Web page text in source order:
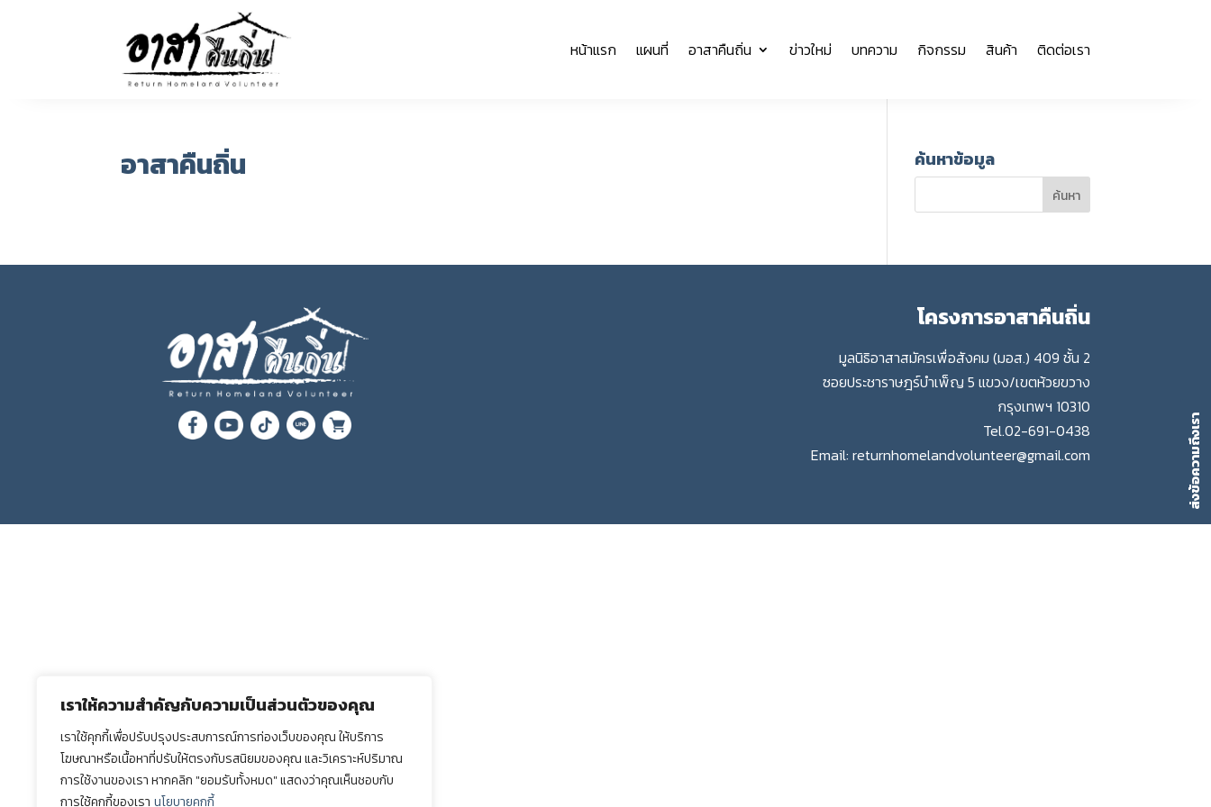
เราให้ความสำคัญกับความเป็นส่วนตัวของคุณ
เราใช้คุกกี้เพื่อปรับปรุงประสบการณ์การท่องเว็บของคุณ ให้บริการ
โฆษณาหรือเนื้อหาที่ปรับให้ตรงกับรสนิยมของคุณ และวิเคราะห์ปริมาณ
การใช้งานของเรา หากคลิก "ยอมรับทั้งหมด" แสดงว่าคุณเห็นชอบกับ
การใช้คุกกี้ของเรา นโยบายคุกกี้
หน้าแรก แผนที่ อาสาคืนถิ่น ข่าวใหม่ บทความ กิจกรรม สินค้า ติดต่อเรา
อาสาคืนถิ่น ค้นหาข้อมูล
โครงการอาสาคืนถิ่น
มูลนิธิอาสาสมัครเพื่อสังคม (มอส.) 409 ชั้น 2
ซอยประชาราษฎร์บำเพ็ญ 5 แขวง/เขตห้วยขวาง
กรุงเทพฯ 10310
Tel.02-691-0438
Email: returnhomelandvolunteer@gmail.com ส่งข้อความถึงเรา